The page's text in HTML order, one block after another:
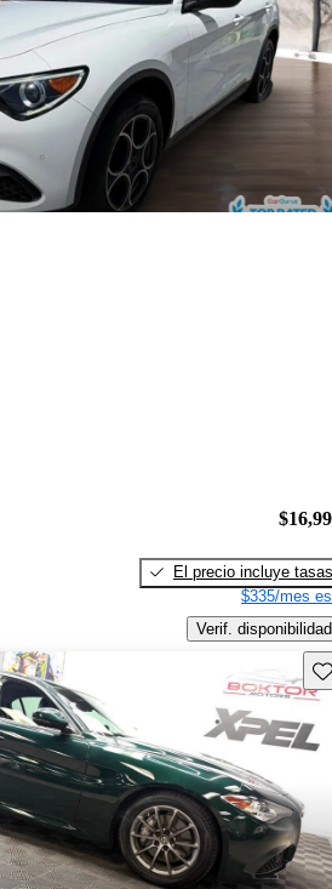
El precio incluye tasas
$335/mes
Verif. disponibilidad